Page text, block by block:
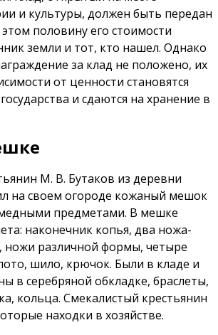
и культуры, должен быть передан
этом половину его стоимости
земли и тот, кто нашел. Однако
за клад не положено, их
от ценности становятся
и сдаются на хранение в
М. В. Бутаков из деревни
на своем огороде кожаный мешок
предметами. В мешке
наконечник копья, два ножа-
ножи различной формы, четыре
шило, крючок. Были в кладе и
в серебряной обкладке, браслеты,
кольца. Смекалистый крестьянин
находки в хозяйстве.